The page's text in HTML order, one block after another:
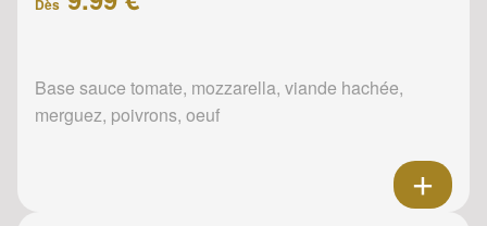
Dès
Base sauce tomate, mozzarella, viande hachée,
merguez, poivrons, oeuf